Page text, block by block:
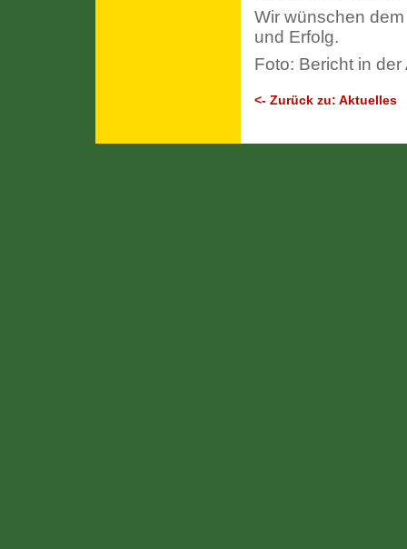
Wir wünschen
und Erfolg.
Foto: Bericht in
<- Zurück zu: Aktuelles